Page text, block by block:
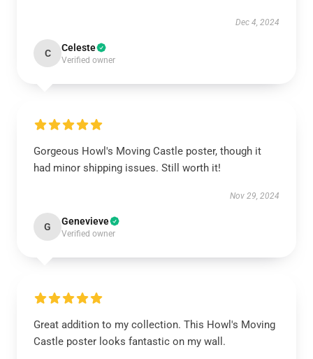
Dec 4, 2024
C Celeste
Verified owner
Gorgeous Howl's Moving Castle poster, though it
had minor shipping issues. Still worth it!
Nov 29, 2024
G Genevieve
Verified owner
Great addition to my collection. This Howl's Moving
Castle poster looks fantastic on my wall.